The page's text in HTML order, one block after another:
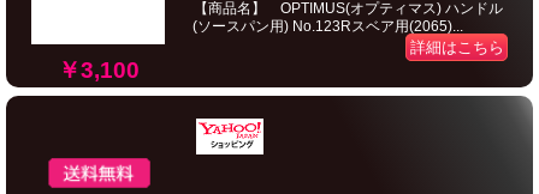
￥3,100
【商品名】 OPTIMUS(オプティマス) ハンドル
(ソースパン用) No.123Rスベア用(2065)...
詳細はこちら